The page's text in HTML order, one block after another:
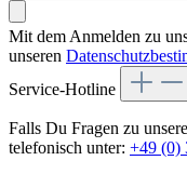
Mit dem Anmelden zu
unseren
Service-Hotline
Falls Du Fragen zu
telefonisch unter: +49 (0)